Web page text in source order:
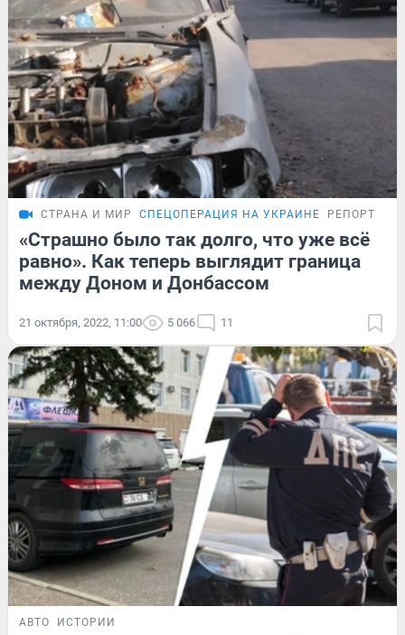
СТРАНА И МИР СПЕЦОПЕРАЦИЯ НА УКРАИНЕ РЕПОРТАЖ
«Страшно было так долго, что уже всё
равно». Как теперь выглядит граница
между Доном и Донбассом
21 октября, 2022, 11:00 5 066 11
АВТО ИСТОРИИ